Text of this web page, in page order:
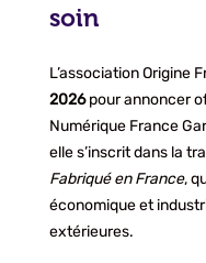
soin
L’association Origine
2026pour annoncer
Numérique France
elle s’inscrit dans la
Fabriqué en France,
économique et
extérieures.